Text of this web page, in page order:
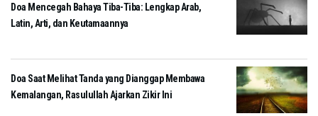
Doa Mencegah Bahaya Tiba-Tiba: Lengkap Arab,
Latin, Arti, dan Keutamaannya
Doa Saat Melihat Tanda yang Dianggap Membawa
Kemalangan, Rasulullah Ajarkan Zikir Ini